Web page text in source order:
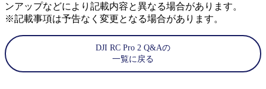
ンアップなどにより記載内容と異なる場合があります。
※記載事項は予告なく変更となる場合があります。
DJI RC Pro 2 Q&Aの
一覧に戻る